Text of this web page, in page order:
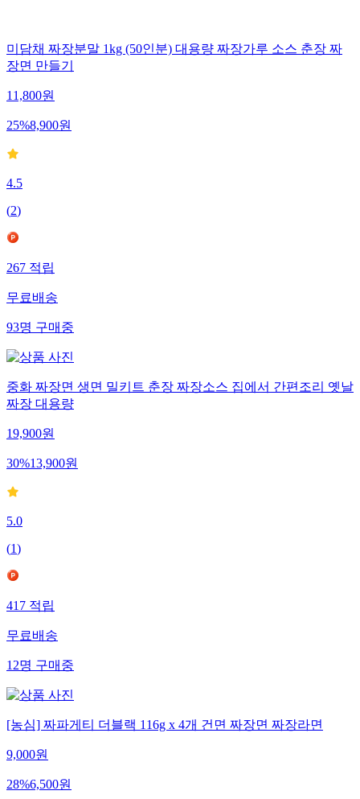
미담채 짜장분말 1kg (50인분) 대용량 짜장가루 소스 춘장 짜
장면 만들기
11,800원
25%8,900원
4.5
(2)
267적립
무료배송
93명구매중
중화 짜장면 생면 밀키트 춘장 짜장소스 집에서 간편조리 옛날
짜장 대용량
19,900원
30%13,900원
5.0
(1)
417적립
무료배송
12명구매중
[농심] 짜파게티 더블랙 116g x 4개 건면 짜장면 짜장라면
9,000원
28%6,500원